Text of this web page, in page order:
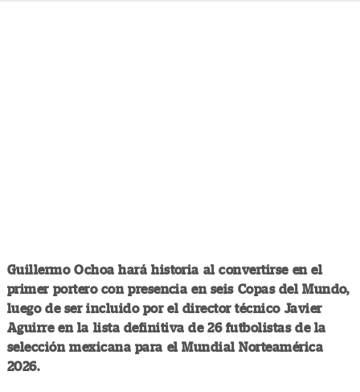
Guillermo Ochoa hará historia al convertirse en el
primer portero con presencia en seis Copas del Mundo,
luego de ser incluido por el director técnico Javier
Aguirre en la lista definitiva de 26 futbolistas de la
selección mexicana para el Mundial Norteamérica
2026.